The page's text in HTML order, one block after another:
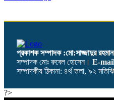
প্রকাশক সম্পাদক :মো:সাজ্জাদুর রহমান
সম্পাদক মোঃ রুবেল হোসেন। E-
সম্পাদকীয় ঠিকানা: ৪র্থ তলা, ৯২
?>